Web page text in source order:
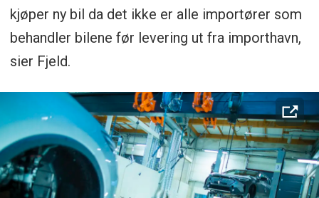
kjøper ny bil da det ikke er alle importører som
behandler bilene før levering ut fra importhavn,
sier Fjeld.